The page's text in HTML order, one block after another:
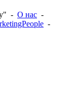
- О нас -
-